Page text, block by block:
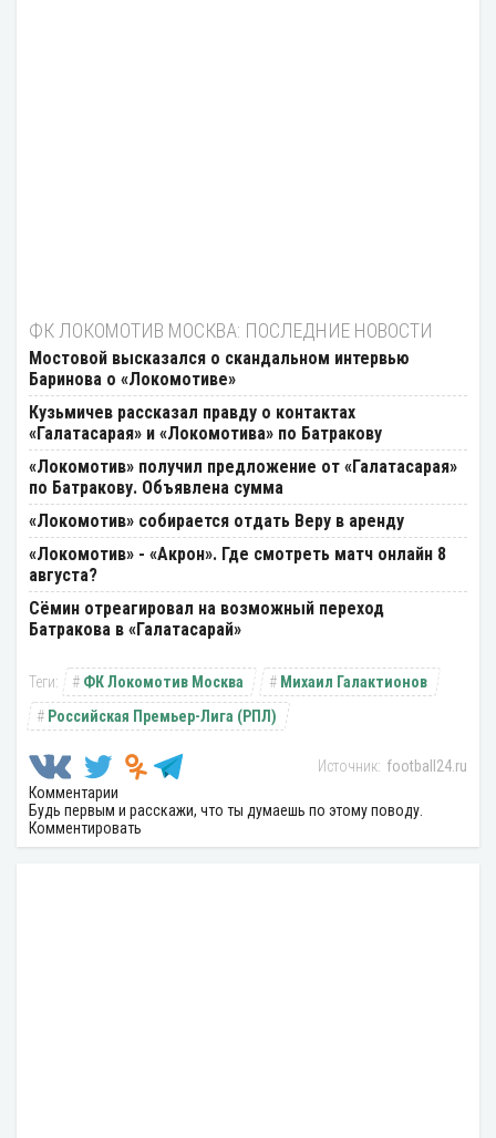
ФК ЛОКОМОТИВ МОСКВА: ПОСЛЕДНИЕ НОВОСТИ
Мостовой высказался о скандальном интервью
Баринова о «Локомотиве»
Кузьмичев рассказал правду о контактах
«Галатасарая» и «Локомотива» по Батракову
«Локомотив» получил предложение от «Галатасарая»
по Батракову. Объявлена сумма
«Локомотив» собирается отдать Веру в аренду
«Локомотив» - «Акрон». Где смотреть матч онлайн 8
августа?
Сёмин отреагировал на возможный переход
Батракова в «Галатасарай»
ФК Локомотив Москва
Михаил Галактионов
Российская Премьер-Лига (РПЛ)
football24.ru
Комментарии
Будь первым и расскажи, что ты думаешь по этому поводу.
Комментировать